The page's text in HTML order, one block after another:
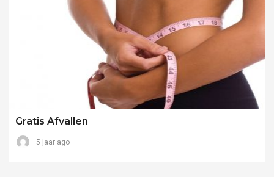
Gratis Afvallen
5 jaar ago